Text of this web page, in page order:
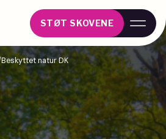
STØT SKOVENE
Beskyttet natur DK